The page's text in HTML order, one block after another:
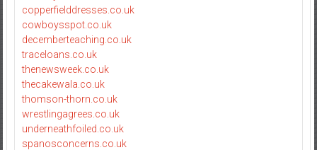
copperfielddresses.co.uk
cowboysspot.co.uk
decemberteaching.co.uk
traceloans.co.uk
thenewsweek.co.uk
thecakewala.co.uk
thomson-thorn.co.uk
wrestlingagrees.co.uk
underneathfoiled.co.uk
spanosconcerns.co.uk